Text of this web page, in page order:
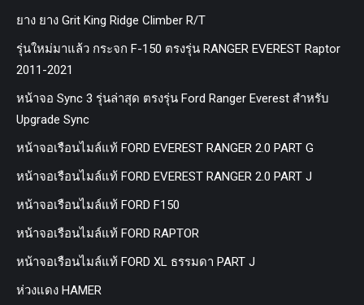
ยาง ยาง Grit King Ridge Climber R/T
รุ่นใหม่มาแล้ว กระจก F-150 ตรงรุ่น RANGER EVEREST Raptor
2011-2021
หน้าจอ Sync 3 รุ่นล่าสุด ตรงรุ่น Ford Ranger Everest สำหรับ
Upgrade Sync
หน้าจอเรือนไมล์แท้ FORD EVEREST RANGER 2.0 PART G
หน้าจอเรือนไมล์แท้ FORD EVEREST RANGER 2.0 PART J
หน้าจอเรือนไมล์แท้ FORD F150
หน้าจอเรือนไมล์แท้ FORD RAPTOR
หน้าจอเรือนไมล์แท้ FORD XL ธรรมดา PART J
ห่วงแดง HAMER